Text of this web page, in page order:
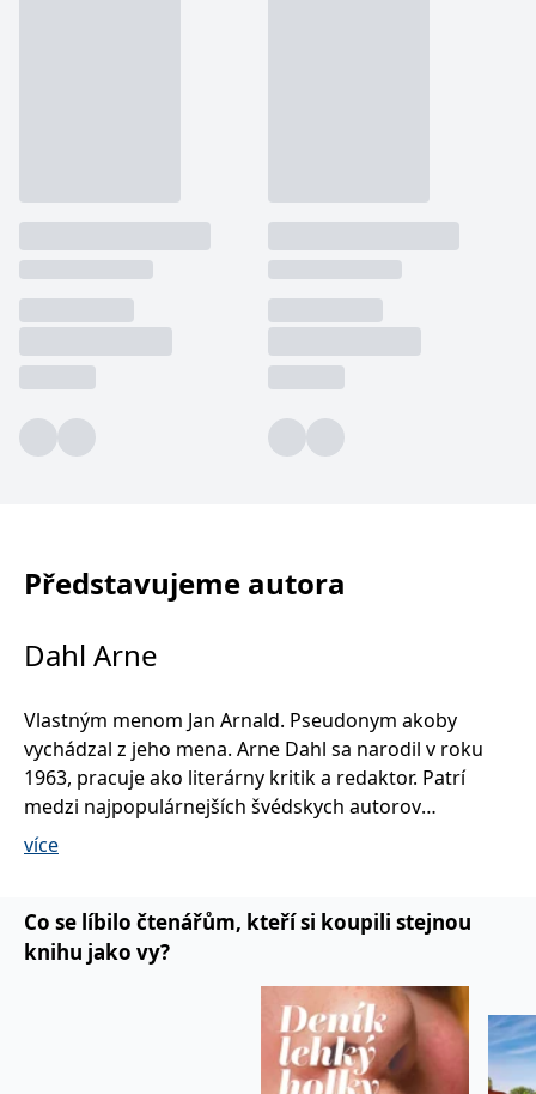
Představujeme autora
Dahl Arne
Vlastným menom Jan Arnald. Pseudonym akoby
vychádzal z jeho mena. Arne Dahl sa narodil v roku
1963, pracuje ako literárny kritik a redaktor. Patrí
medzi najpopulárnejších švédskych autorov
detektívok.
významných ocenení. BBC nakrútila podľa jeho kníh
päť filmov, ktoré sa premietali v 40-tich krajinách po
Len čo prenášate literatúru do filmu, dochádza k
veľkému posunu. Mal som šťastie, že som mohol na
príprave spolupracovať, pomáhať s výberom hercov.
více
Co se líbilo čtenářům, kteří si koupili stejnou
knihu jako vy?